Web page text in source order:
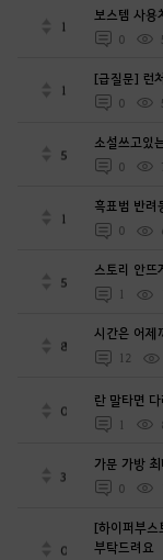
1
보스템 사용
0
1
[급질문] 런
0
5
소설쓰고있
0
1
흑표범 반려
0
5
스토리 안뜨
1
8
시간은 어제
12
0
란 말타면
1
3
가문 가방
0
0
[하이퍼부스
부탁드려요